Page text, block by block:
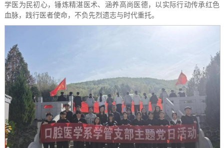
学医为民初心，锤炼精湛医术、涵养高尚医德，以实际行动传承红色
血脉，践行医者使命，不负先烈遗志与时代重托。